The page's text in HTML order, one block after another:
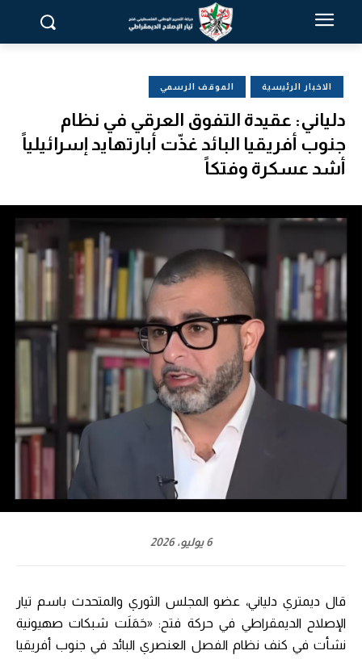
الاخبار الرئيسية الموقف الرسمي
دلياني: عقيدة التفوق العرقي في نظام
جنوب أفريقيا البائد غذّت أبارتهايد إسرائيلياً
أشد عسكرة وفتكاً
6 يوليو، 2026
قال ديمتري دلياني، عضو المجلس الثوري والمتحدث باسم تيار
الإصلاح الديمقراطي في حركة فتح: «حَمَلَت شبكات صهيونية
نشأت في كنف نظام الفصل العنصري البائد في جنوب أفريقيا